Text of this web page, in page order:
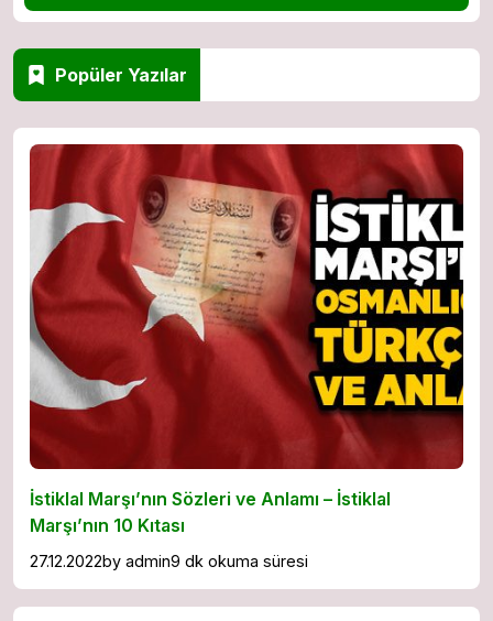
Popüler Yazılar
İstiklal Marşı’nın Sözleri ve Anlamı – İstiklal
Marşı’nın 10 Kıtası
27.12.2022by admin9 dk okuma süresi